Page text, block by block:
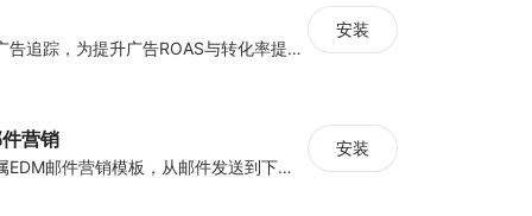
集中管理多平台广告追踪，为提升广告ROAS与转化率提供数据基础
安装
营销
海量跨境卖家专属EDM邮件营销模板，从邮件发送到下单全链路效果追踪，全生命周期触达用户触达。
安装